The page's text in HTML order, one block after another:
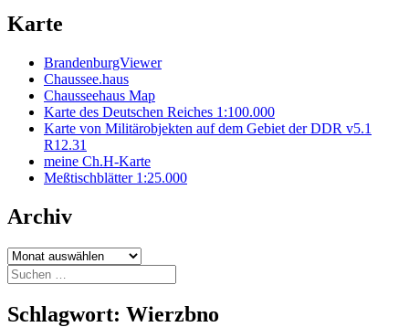
Karte
BrandenburgViewer
Chaussee.haus
Chausseehaus Map
Karte des Deutschen Reiches 1:100.000
Karte von Militärobjekten auf dem Gebiet der DDR v5.1
R12.31
meine Ch.H-Karte
Meßtischblätter 1:25.000
Archiv
Archiv
Suchen
nach:
Schlagwort: Wierzbno